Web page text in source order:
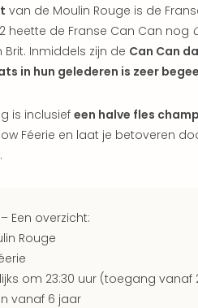
van de Moulin Rouge is de
heette de Franse Can Can nog
Inmiddels zijn de Can Can
in hun gelederen is zeer
is inclusiefeen halve fles
Féerie en laat je betoveren
Een overzicht:
Rouge
om 23:30 uur (toegang vanaf
vanaf 6 jaar